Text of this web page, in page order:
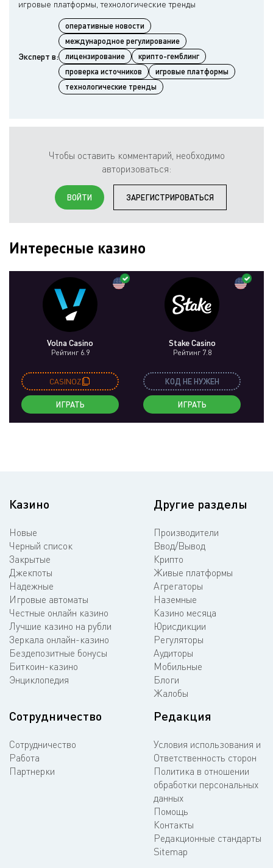
Эксперт в:
оперативные новости
международное регулирование
лицензирование
крипто-гемблинг
проверка источников
игровые платформы
технологические тренды
Чтобы оставить комментарий, необходимо
авторизоваться:
ВОЙТИ ЗАРЕГИСТРИРОВАТЬСЯ
Интересные казино
Volna Casino
Рейтинг 6.9
CASINOZ
ИГРАТЬ
Stake Casino
Рейтинг 7.8
КОД НЕ НУЖЕН
ИГРАТЬ
Казино
Новые
Черный список
Закрытые
Джекпоты
Надежные
Игровые автоматы
Честные онлайн казино
Лучшие казино на рубли
Зеркала онлайн-казино
Бездепозитные бонусы
Биткоин-казино
Энциклопедия
Другие разделы
Производители
Ввод/Вывод
Крипто
Живые платформы
Агрегаторы
Наземные
Казино месяца
Юрисдикции
Регуляторы
Аудиторы
Мобильные
Блоги
Жалобы
Сотрудничество
Сотрудничество
Работа
Партнерки
Редакция
Условия использования и
Ответственность сторон
Политика в отношении
обработки персональных
данных
Помощь
Контакты
Редакционные стандарты
Sitemap